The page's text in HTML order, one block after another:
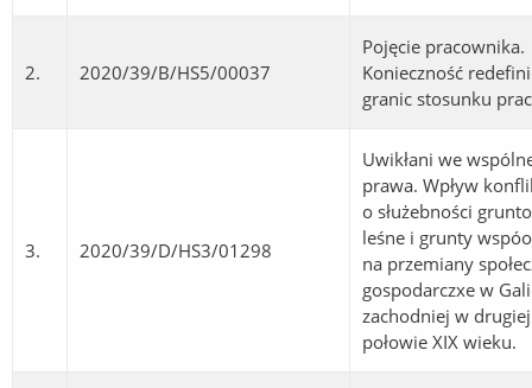
2. 2020/39/B/HS5/00037
Pojęcie pracownika.
Konieczność
granic stosunku
3. 2020/39/D/HS3/01298
Uwikłani we
prawa. Wpływ
o służebności
leśne i grunty
na przemiany
gospodarczxe w
zachodniej w drugiej
połowie XIX wieku.